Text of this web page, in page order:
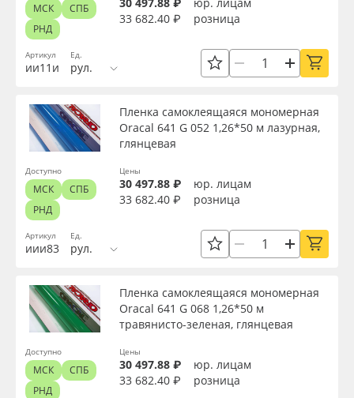
Артикул
ии11и
Ед.
рул.
33 682.40 ₽
розница
МСК
СПБ
РНД
Артикул
иии83
Пленка самоклеящаяся мономерная
Oracal 641 G 052 1,26*50 м лазурная,
глянцевая
Ед.
рул.
Цены
30 497.88 ₽
юр. лицам
33 682.40 ₽
розница
Доступно
МСК
СПБ
РНД
Пленка самоклеящаяся мономерная
Oracal 641 G 068 1,26*50 м
травянисто-зеленая, глянцевая
Цены
30 497.88 ₽
юр. лицам
33 682.40 ₽
розница
Доступно
МСК
СПБ
РНД